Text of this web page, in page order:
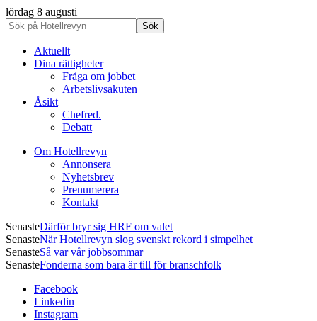
lördag 8 augusti
Aktuellt
Dina rättigheter
Fråga om jobbet
Arbetslivsakuten
Åsikt
Chefred.
Debatt
Om Hotellrevyn
Annonsera
Nyhetsbrev
Prenumerera
Kontakt
SenasteDärför bryr sig HRF om valet
SenasteNär Hotellrevyn slog svenskt rekord i simpelhet
SenasteSå var vår jobbsommar
SenasteFonderna som bara är till för branschfolk
Facebook
Linkedin
Instagram